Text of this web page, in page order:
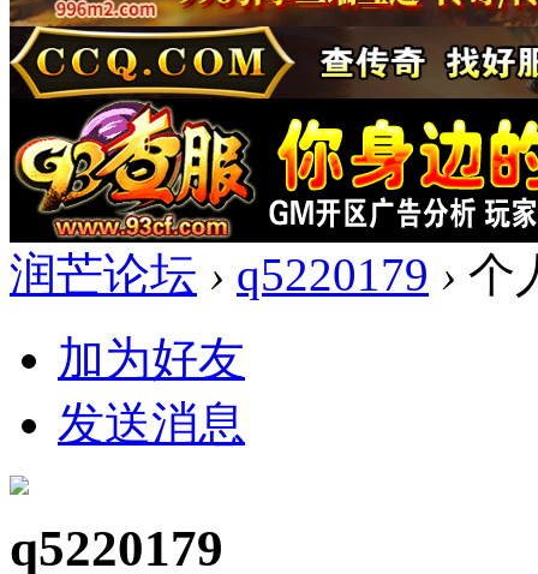
润芒论坛 › q5220179 › 个
加为好友
发送消息
q5220179